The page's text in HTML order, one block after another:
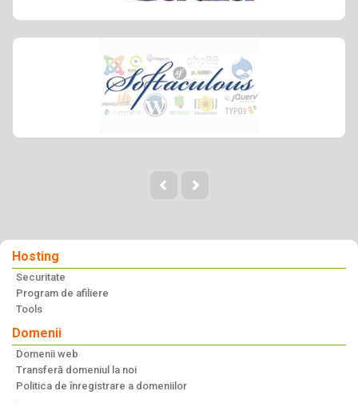
Hosting
Securitate
Program de afiliere
Tools
Domenii
Domenii web
Transferă domeniul la noi
Politica de înregistrare a domeniilor